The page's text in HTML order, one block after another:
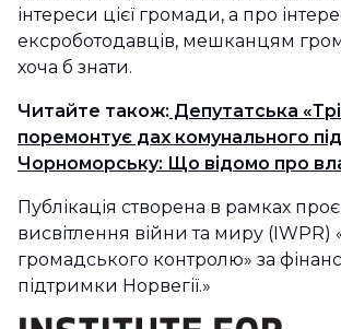
інтереси цієї громади, а про
ексроботодавців, мешканцям
хоча б знати.
Читайте також: Депутатська
поремонтує дах комунального
Чорноморську: Що відомо про
Публікація створена в рамках
висвітлення війни та миру
громадського контролю» за
підтримки Норвегії.»